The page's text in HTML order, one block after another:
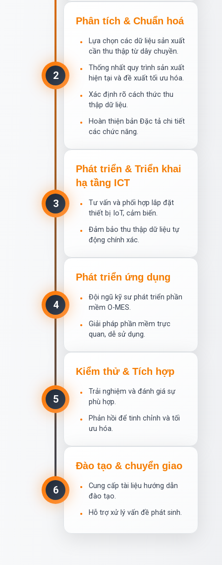
2
Phân tích & Chuẩn hoá
•
Lựa chọn các dữ liệu sản xuất
cần thu thập từ dây chuyền.
•
Thống nhất quy trình sản xuất
hiện tại và đề xuất tối ưu hóa.
•
Xác định rõ cách thức thu
thập dữ liệu.
•
Hoàn thiện bản Đặc tả chi tiết
các chức năng.
3
Phát triển & Triển khai
hạ tầng ICT
•
Tư vấn và phối hợp lắp đặt
thiết bị IoT, cảm biến.
•
Đảm bảo thu thập dữ liệu tự
động chính xác.
4
Phát triển ứng dụng
•
Đội ngũ kỹ sư phát triển phần
mềm O-MES.
•
Giải pháp phần mềm trực
quan, dễ sử dụng.
5
Kiểm thử & Tích hợp
•
Trải nghiệm và đánh giá sự
phù hợp.
•
Phản hồi để tinh chỉnh và tối
ưu hóa.
6
Đào tạo & chuyển giao
•
Cung cấp tài liệu hướng dẫn
đào tạo.
• Hỗ trợ xử lý vấn đề phát sinh.